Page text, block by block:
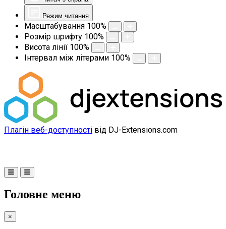
Режим читання
Масштабування 100%
Розмір шрифту 100%
Висота лінії 100%
Інтервал між літерами 100%
Плагін веб-доступності від DJ-Extensions.com
Головне меню
×